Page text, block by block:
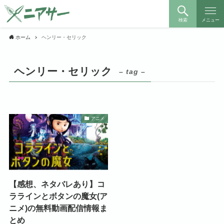
検索 メニュー
ホーム ヘンリー・セリック
ヘンリー・セリック – tag –
アニメ
【感想、ネタバレあり】コ
ララインとボタンの魔女(ア
ニメ)の無料動画配信情報ま
とめ